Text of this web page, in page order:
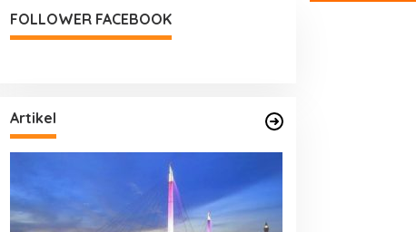
FOLLOWER FACEBOOK
Artikel